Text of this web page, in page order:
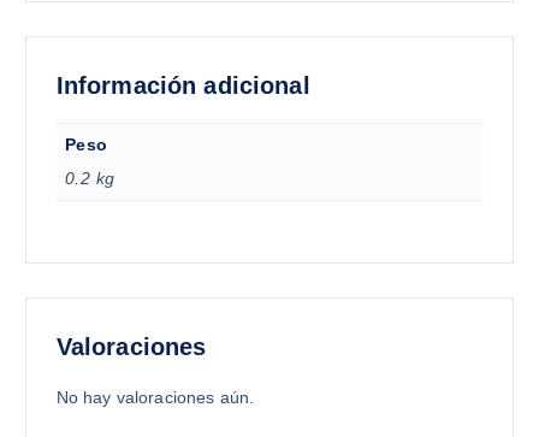
Información adicional
Peso
0.2 kg
Valoraciones
No hay valoraciones aún.